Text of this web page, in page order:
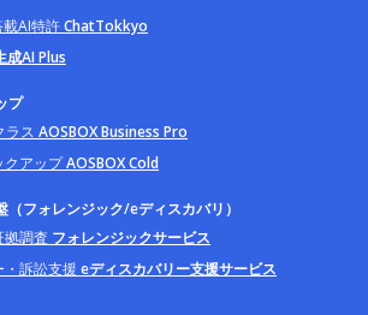
AI特許ChatTokkyo
成AI Plus
プ
ラス AOSBOX Business Pro
クアップAOSBOX Cold
フォレンジック/eディスカバリ）
調査 フォレンジックサービス
・訴訟支援 eディスカバリー支援サービス